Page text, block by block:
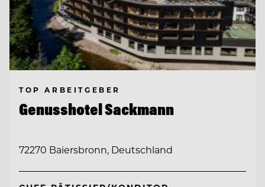
TOP ARBEITGEBER
Genusshotel Sackmann
72270 Baiersbronn, Deutschland